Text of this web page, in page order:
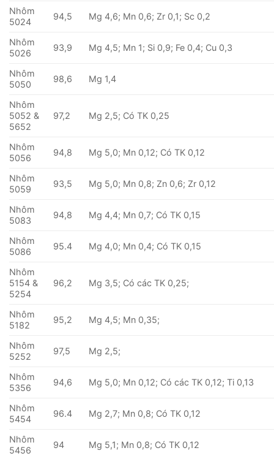
Nhôm
5024
94,5 Mg 4,6; Mn 0,6; Zr 0,1; Sc 0,2
Nhôm
5026
93,9 Mg 4,5; Mn 1; Si 0,9; Fe 0,4; Cu 0,3
Nhôm
5050
98,6 Mg 1,4
Nhôm
5052 &
5652
97,2 Mg 2,5; Có TK 0,25
Nhôm
5056
94,8 Mg 5,0; Mn 0,12; Có TK 0,12
Nhôm
5059
93,5 Mg 5,0; Mn 0,8; Zn 0,6; Zr 0,12
Nhôm
5083
94,8 Mg 4,4; Mn 0,7; Có TK 0,15
Nhôm
5086
95.4 Mg 4,0; Mn 0,4; Có TK 0,15
Nhôm
5154 &
5254
96,2 Mg 3,5; Có các TK 0,25;
Nhôm
5182
95,2 Mg 4,5; Mn 0,35;
Nhôm
5252
97,5 Mg 2,5;
Nhôm
5356
94,6 Mg 5,0; Mn 0,12; Có các TK 0,12; Ti 0,13
Nhôm
5454
96.4 Mg 2,7; Mn 0,8; Có TK 0,12
Nhôm
5456
94 Mg 5,1; Mn 0,8; Có TK 0,12